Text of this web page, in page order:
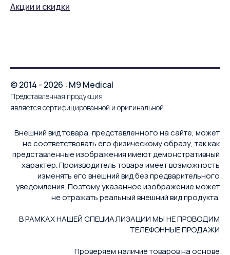
Акции и скидки
© 2014 - 2026 : M9 Medical
Представленная продукция
является сертифицированной и оригинальной
Внешний вид товара, представленного на сайте, может
не соответствовать его физическому образу, так как
представленные изображения имеют демонстративный
характер. Производитель товара имеет возможность
изменять его внешний вид без предварительного
уведомления. Поэтому указанное изображение может
не отражать реальный внешний вид продукта.
В РАМКАХ НАШЕЙ СПЕЦИАЛИЗАЦИИ МЫ НЕ ПРОВОДИМ
ТЕЛЕФОННЫЕ ПРОДАЖИ
Проверяем наличие товаров на основе